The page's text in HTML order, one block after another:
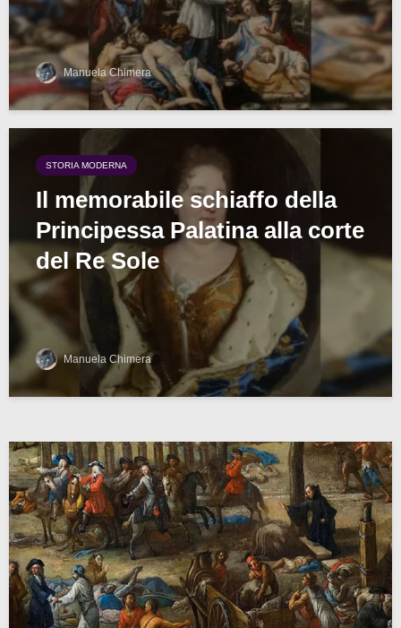
Manuela Chimera
STORIA MODERNA
Il memorabile schiaffo della
Principessa Palatina alla corte
del Re Sole
Manuela Chimera